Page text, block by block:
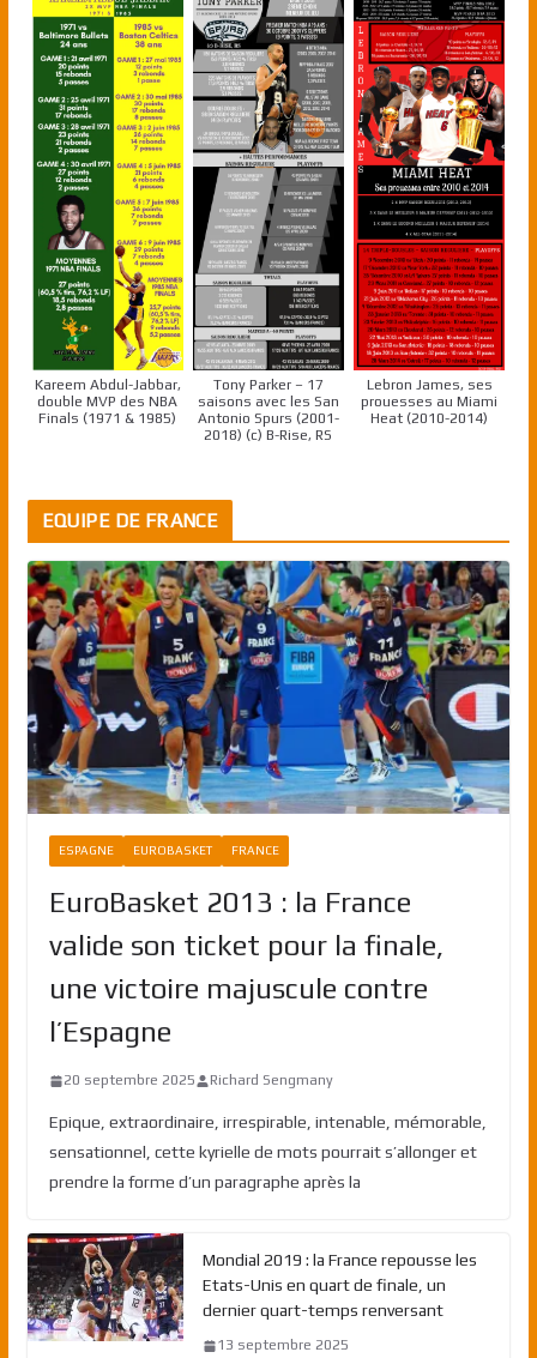
Kareem Abdul-Jabbar,
double MVP des NBA
Finals (1971 & 1985)
Tony Parker – 17
saisons avec les San
Antonio Spurs (2001-
2018) (c) B-Rise, RS
Lebron James, ses
prouesses au Miami
Heat (2010-2014)
EQUIPE DE FRANCE
ESPAGNE EUROBASKET FRANCE
EuroBasket 2013 : la France
valide son ticket pour la finale,
une victoire majuscule contre
l’Espagne
20 septembre 2025 Richard Sengmany
Epique, extraordinaire, irrespirable, intenable, mémorable,
sensationnel, cette kyrielle de mots pourrait s’allonger et
prendre la forme d’un paragraphe après la
Mondial 2019 : la France repousse les
Etats-Unis en quart de finale, un
dernier quart-temps renversant
13 septembre 2025